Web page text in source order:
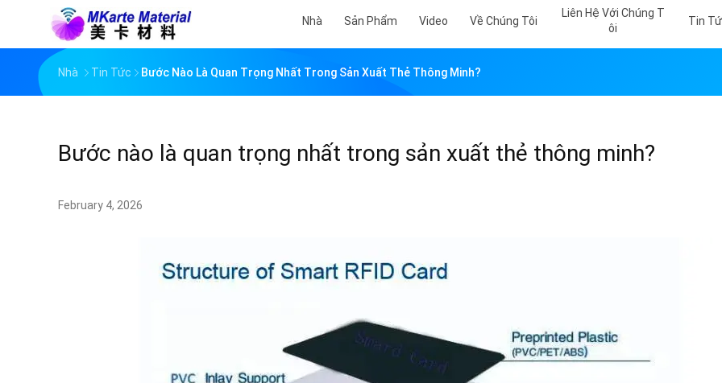
Nhà Sản Phẩm Video Về Chúng Tôi
Liên Hệ Với Chúng T
Ôi
Tin
Nhà Tin Tức Bước Nào Là Quan Trọng Nhất Trong Sản Xuất Thẻ Thông Minh?
Bước nào là quan trọng nhất trong sản xuất thẻ thông minh?
February 4, 2026